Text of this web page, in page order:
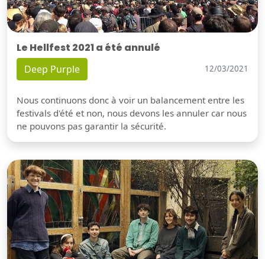
Le Hellfest 2021 a été annulé
Deep Purple 12/03/2021
Nous continuons donc à voir un balancement entre les
festivals d'été et non, nous devons les annuler car nous
ne pouvons pas garantir la sécurité.